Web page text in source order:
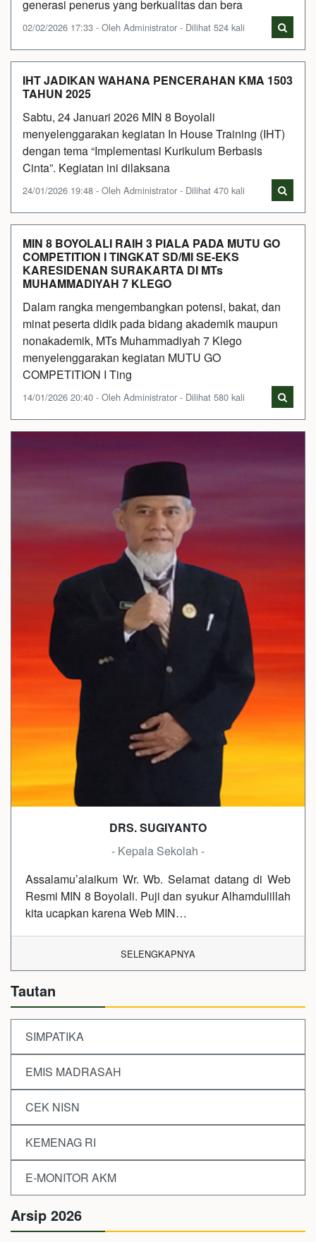
generasi penerus yang berkualitas dan bera
02/02/2026 17:33 - Oleh Administrator - Dilihat 524 kali
IHT JADIKAN WAHANA PENCERAHAN KMA 1503
TAHUN 2025
Sabtu, 24 Januari 2026 MIN 8 Boyolali
menyelenggarakan kegiatan In House Training (IHT)
dengan tema “Implementasi Kurikulum Berbasis
Cinta”. Kegiatan ini dilaksana
24/01/2026 19:48 - Oleh Administrator - Dilihat 470 kali
MIN 8 BOYOLALI RAIH 3 PIALA PADA MUTU GO
COMPETITION I TINGKAT SD/MI SE-EKS
KARESIDENAN SURAKARTA DI MTs
MUHAMMADIYAH 7 KLEGO
Dalam rangka mengembangkan potensi, bakat, dan
minat peserta didik pada bidang akademik maupun
nonakademik, MTs Muhammadiyah 7 Klego
menyelenggarakan kegiatan MUTU GO
COMPETITION I Ting
14/01/2026 20:40 - Oleh Administrator - Dilihat 580 kali
DRS. SUGIYANTO
- Kepala Sekolah -
Assalamu’alaikum Wr. Wb. Selamat datang di Web
Resmi MIN 8 Boyolali. Puji dan syukur Alhamdulillah
kita ucapkan karena Web MIN…
SELENGKAPNYA
Tautan
SIMPATIKA
EMIS MADRASAH
CEK NISN
KEMENAG RI
E-MONITOR AKM
Arsip 2026